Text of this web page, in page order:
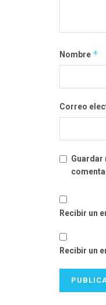
Nombre *
Correo
Guardar
Recibir un
Recibir un